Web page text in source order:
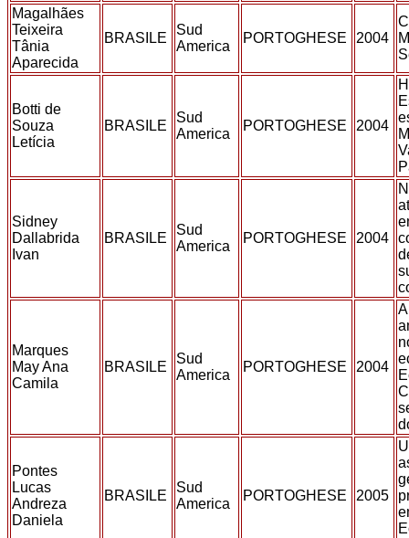
Magalhães
Teixeira
Tânia
Aparecida
BRASILE
Sud
America
PORTOGHESE 2004
Botti de
Souza
Letícia
BRASILE
Sud
America
PORTOGHESE 2004
Sidney
Dallabrida
Ivan
BRASILE
Sud
America
PORTOGHESE 2004
Marques
May Ana
Camila
BRASILE
Sud
America
PORTOGHESE 2004
Pontes
Lucas
Andreza
Daniela
BRASILE
Sud
America
PORTOGHESE 2005